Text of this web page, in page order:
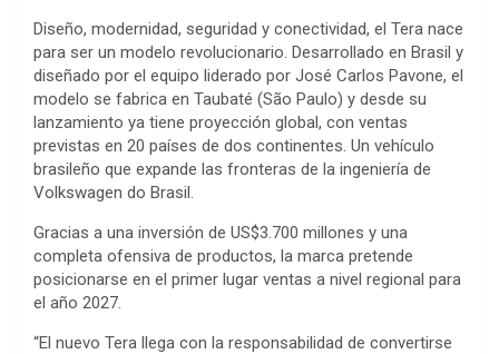
Diseño, modernidad, seguridad y conectividad, el Tera nace
para ser un modelo revolucionario. Desarrollado en Brasil y
diseñado por el equipo liderado por José Carlos Pavone, el
modelo se fabrica en Taubaté (São Paulo) y desde su
lanzamiento ya tiene proyección global, con ventas
previstas en 20 países de dos continentes. Un vehículo
brasileño que expande las fronteras de la ingeniería de
Volkswagen do Brasil.
Gracias a una inversión de US$3.700 millones y una
completa ofensiva de productos, la marca pretende
posicionarse en el primer lugar ventas a nivel regional para
el año 2027.
“El nuevo Tera llega con la responsabilidad de convertirse